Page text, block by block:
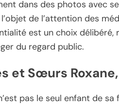
dans des photos avec
de l’attention des
est un choix délibéré,
du regard public.
et Sœurs
pas le seul enfant de